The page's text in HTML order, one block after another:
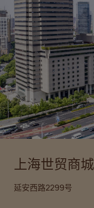
上海世贸商城
延安西路2299号